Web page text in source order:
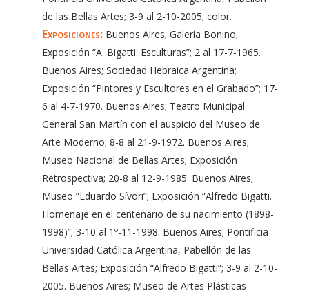
de las Bellas Artes; 3-9 al 2-10-2005; color.
Exposiciones:Buenos Aires; Galería Bonino;
Exposición “A. Bigatti. Esculturas”; 2 al 17-7-1965.
Buenos Aires; Sociedad Hebraica Argentina;
Exposición “Pintores y Escultores en el Grabado”; 17-
6 al 4-7-1970. Buenos Aires; Teatro Municipal
General San Martín con el auspicio del Museo de
Arte Moderno; 8-8 al 21-9-1972. Buenos Aires;
Museo Nacional de Bellas Artes; Exposición
Retrospectiva; 20-8 al 12-9-1985. Buenos Aires;
Museo “Eduardo Sívori”; Exposición “Alfredo Bigatti.
Homenaje en el centenario de su nacimiento (1898-
1998)”; 3-10 al 1º-11-1998. Buenos Aires; Pontificia
Universidad Católica Argentina, Pabellón de las
Bellas Artes; Exposición “Alfredo Bigatti”; 3-9 al 2-10-
2005. Buenos Aires; Museo de Artes Plásticas